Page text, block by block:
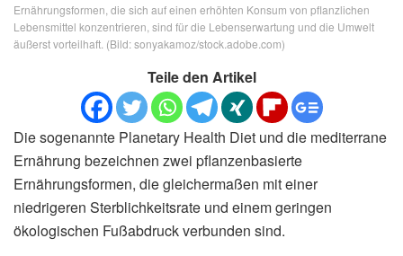
Ernährungsformen, die sich auf einen erhöhten Konsum von pflanzlichen
Lebensmittel konzentrieren, sind für die Lebenserwartung und die Umwelt
äußerst vorteilhaft. (Bild: sonyakamoz/stock.adobe.com)
Teile den Artikel
Die sogenannte Planetary Health Diet und die mediterrane
Ernährung bezeichnen zwei pflanzenbasierte
Ernährungsformen, die gleichermaßen mit einer
niedrigeren Sterblichkeitsrate und einem geringen
ökologischen Fußabdruck verbunden sind.